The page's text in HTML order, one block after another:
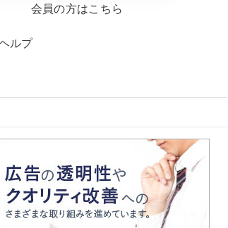
会員の方はこちら
ルプ